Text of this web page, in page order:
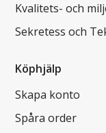
Kvalitets- och
Sekretess och
Köphjälp
Skapa konto
Spåra order